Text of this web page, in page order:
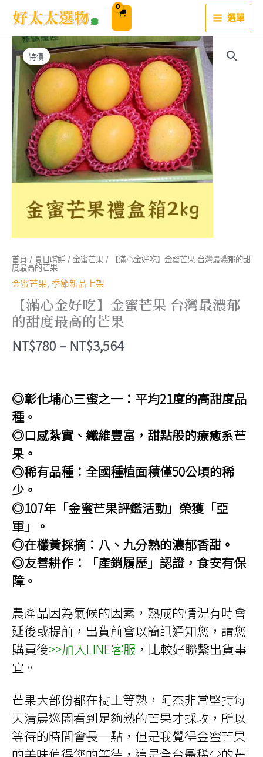
內
選單
特價
首頁 / 夏日嚐鮮 / 金蜜芒果 / 【滿心金好吃】金蜜芒果 台灣最濃郁的甜
度最高的芒果
金蜜芒果, 季節新品上架
【滿心金好吃】金蜜芒果 台灣最濃郁
的甜度最高的芒果
NT$780 – NT$3,564價
圍：
到
◎彰化埔心三蜜之一：平均21度的高甜度品
種。
◎口感紮實、纖維豐富，甜點般的療癒系芒
果。
◎稀有品種：全國種植面積僅50公頃的稀
少。
◎107年「金蜜芒果評鑑活動」榮獲「亞
軍」。
◎在欉黃採摘：八、九分熟的濃郁香甜。
◎友善耕作：「產銷履歷」認證，食安有保
障。
農產品因為氣候的因素，熟成的情況有時會
延後或提前，出貨前會以簡訊通知您，請您
購買後>>加入LINE客服 ，比較好聯繫出貨事
宜。
芒果大部份都在樹上等熟，阿杰非常堅持每
天清晨巡園看到足夠熟的芒果才採收，所以
等待的時間會長一點，但是我覺得金蜜芒果